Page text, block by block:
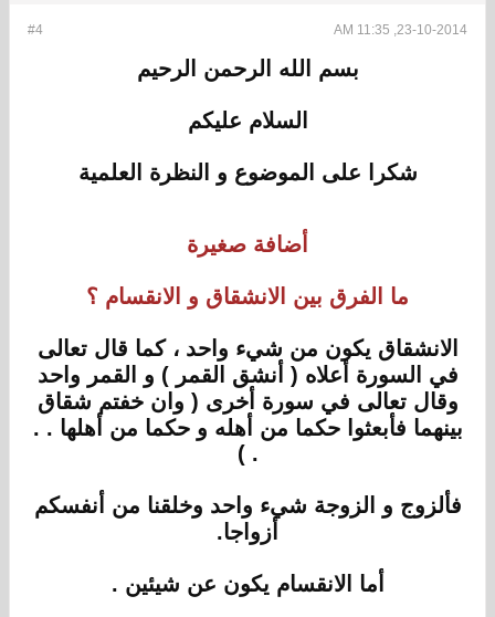
#4 23-10-2014, 11:35 AM
بسم الله الرحمن الرحيم
السلام عليكم
شكرا على الموضوع و النظرة العلمية
أضافة صغيرة
ما الفرق بين الانشقاق و الانقسام ؟
الانشقاق يكون من شيء واحد ، كما قال تعالى
في السورة أعلاه ( أنشق القمر ) و القمر واحد
وقال تعالى في سورة أخرى ( وان خفتم شقاق
بينهما فأبعثوا حكما من أهله و حكما من أهلها . .
. )
فألزوج و الزوجة شيء واحد وخلقنا من أنفسكم
أزواجا.
أما الانقسام يكون عن شيئين .